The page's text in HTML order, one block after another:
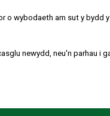
o wybodaeth am sut y bydd
newydd, neu'n parhau i
eiddo chi ac eiddo
efallai gennych chi neu
cyngor cyfreithiol